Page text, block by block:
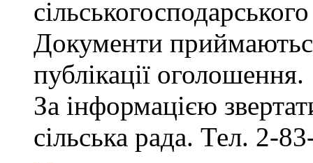
Документи
публікації оголошення.
За інформацією
сільська рада. Тел. 2-